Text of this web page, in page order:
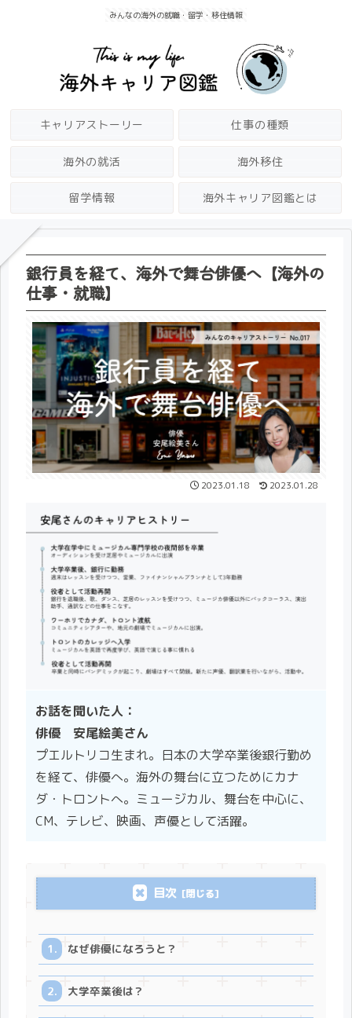
みんなの海外の就職・留学・移住情報
キャリアストーリー 仕事の種類
海外の就活 海外移住
留学情報 海外キャリア図鑑とは
銀行員を経て、海外で舞台俳優へ【海外の
仕事・就職】
2023.01.18 2023.01.28
お話を聞いた人：
俳優 安尾絵美さん
プエルトリコ生まれ。日本の大学卒業後銀行勤め
を経て、俳優へ。海外の舞台に立つためにカナ
ダ・トロントへ。ミュージカル、舞台を中心に、
CM、テレビ、映画、声優として活躍。
目次
なぜ俳優になろうと？
大学卒業後は？